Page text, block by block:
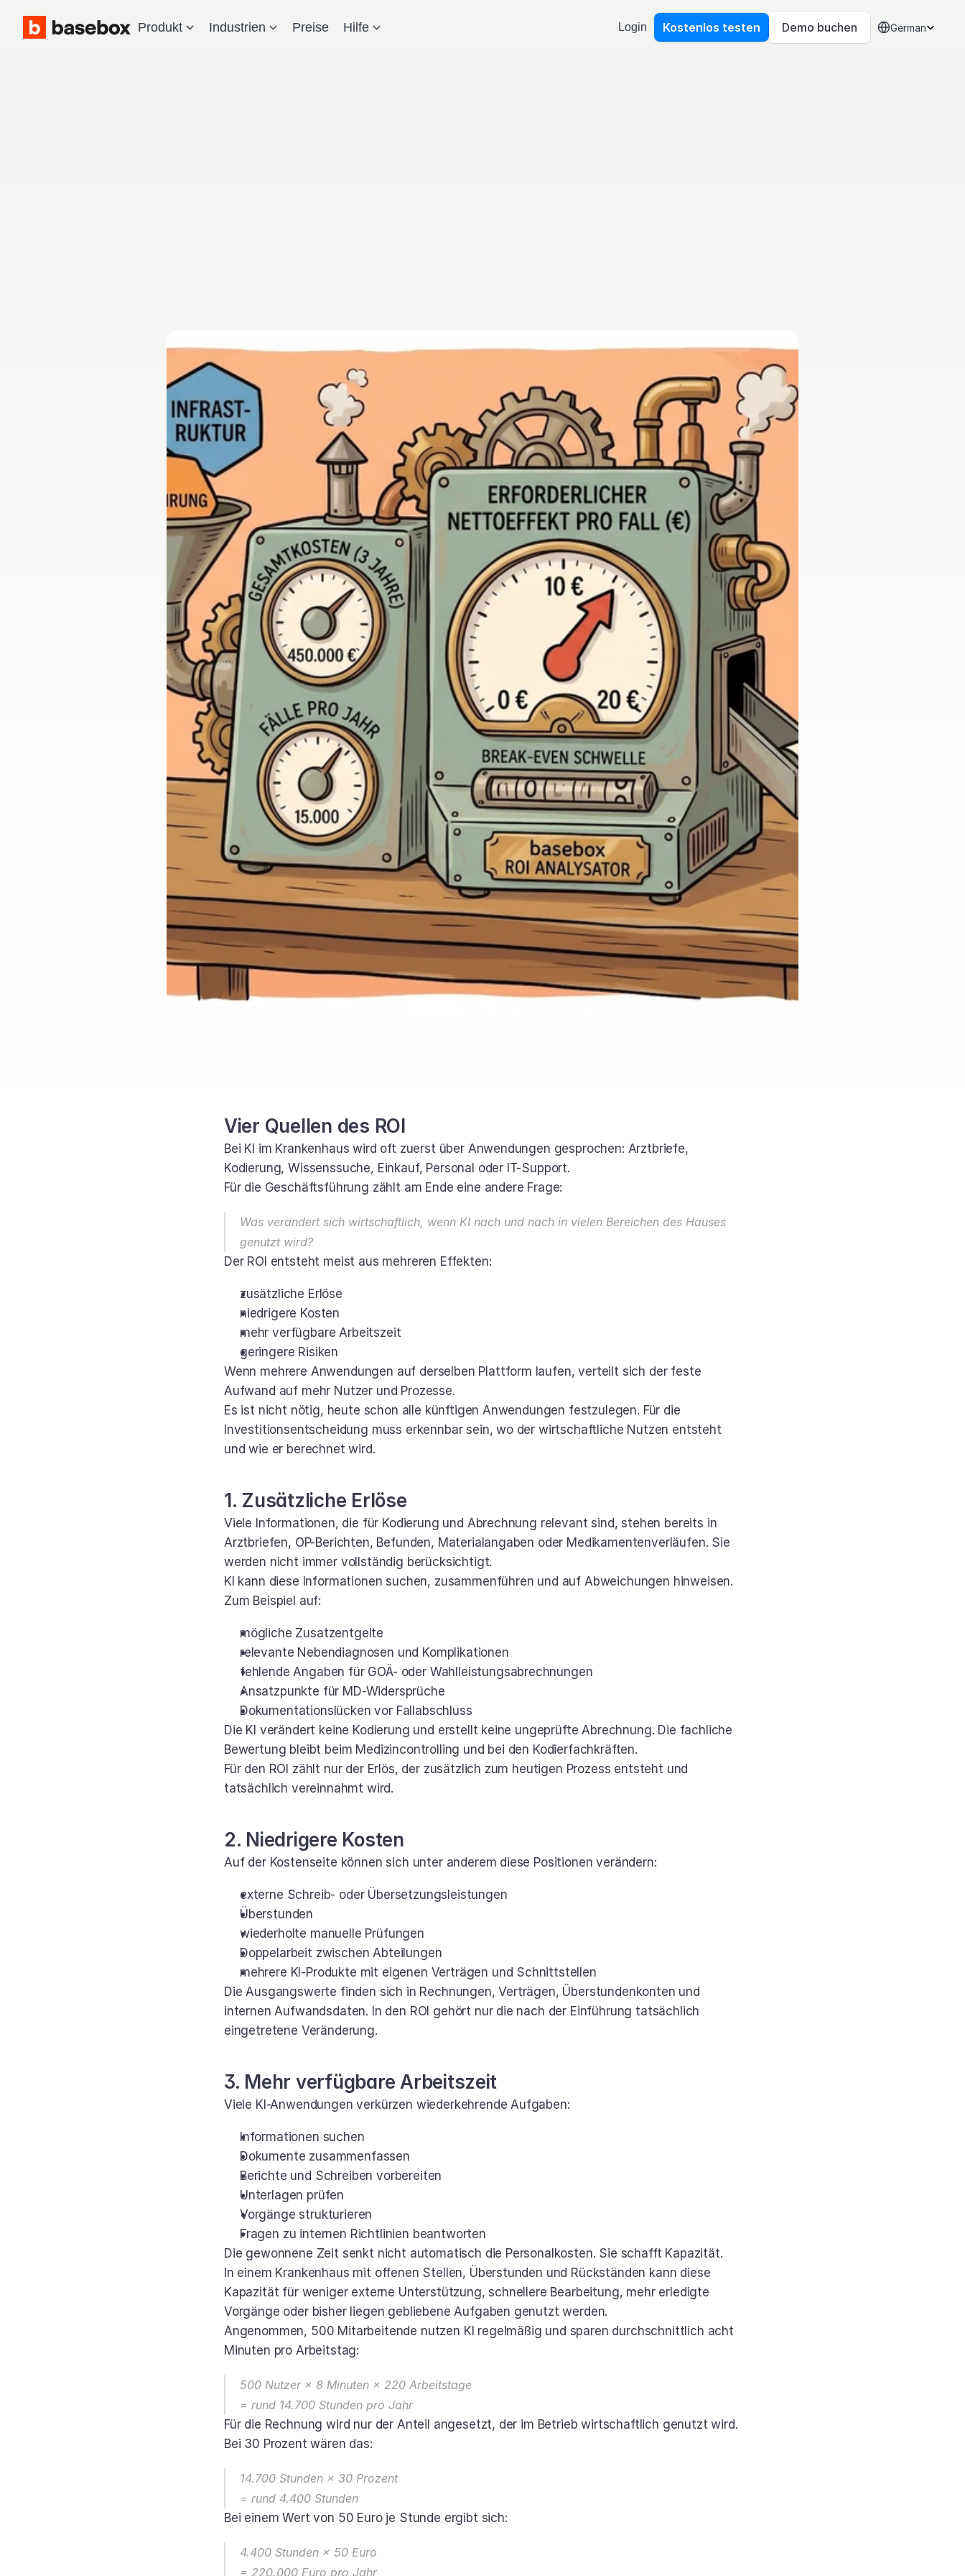
Produkt Industrien Preise Hilfe Login Kostenlos testen Demo buchen
Select Language
German
Vier Quellen des ROI
Bei KI im Krankenhaus wird oft zuerst über Anwendungen gesprochen: Arztbriefe,
Kodierung, Wissenssuche, Einkauf, Personal oder IT-Support.
Für die Geschäftsführung zählt am Ende eine andere Frage:
Was verändert sich wirtschaftlich, wenn KI nach und nach in vielen Bereichen des Hauses
genutzt wird?
Der ROI entsteht meist aus mehreren Effekten:
zusätzliche Erlöse
niedrigere Kosten
mehr verfügbare Arbeitszeit
geringere Risiken
Wenn mehrere Anwendungen auf derselben Plattform laufen, verteilt sich der feste
Aufwand auf mehr Nutzer und Prozesse.
Es ist nicht nötig, heute schon alle künftigen Anwendungen festzulegen. Für die
Investitionsentscheidung muss erkennbar sein, wo der wirtschaftliche Nutzen entsteht
und wie er berechnet wird.
1. Zusätzliche Erlöse
Viele Informationen, die für Kodierung und Abrechnung relevant sind, stehen bereits in
Arztbriefen, OP-Berichten, Befunden, Materialangaben oder Medikamentenverläufen. Sie
werden nicht immer vollständig berücksichtigt.
KI kann diese Informationen suchen, zusammenführen und auf Abweichungen hinweisen.
Zum Beispiel auf:
mögliche Zusatzentgelte
relevante Nebendiagnosen und Komplikationen
fehlende Angaben für GOÄ- oder Wahlleistungsabrechnungen
Ansatzpunkte für MD-Widersprüche
Dokumentationslücken vor Fallabschluss
Die KI verändert keine Kodierung und erstellt keine ungeprüfte Abrechnung. Die fachliche
Bewertung bleibt beim Medizincontrolling und bei den Kodierfachkräften.
Für den ROI zählt nur der Erlös, der zusätzlich zum heutigen Prozess entsteht und
tatsächlich vereinnahmt wird.
2. Niedrigere Kosten
Auf der Kostenseite können sich unter anderem diese Positionen verändern:
externe Schreib- oder Übersetzungsleistungen
Überstunden
wiederholte manuelle Prüfungen
Doppelarbeit zwischen Abteilungen
mehrere KI-Produkte mit eigenen Verträgen und Schnittstellen
Die Ausgangswerte finden sich in Rechnungen, Verträgen, Überstundenkonten und
internen Aufwandsdaten. In den ROI gehört nur die nach der Einführung tatsächlich
eingetretene Veränderung.
3. Mehr verfügbare Arbeitszeit
Viele KI-Anwendungen verkürzen wiederkehrende Aufgaben:
Informationen suchen
Dokumente zusammenfassen
Berichte und Schreiben vorbereiten
Unterlagen prüfen
Vorgänge strukturieren
Fragen zu internen Richtlinien beantworten
Die gewonnene Zeit senkt nicht automatisch die Personalkosten. Sie schafft Kapazität.
In einem Krankenhaus mit offenen Stellen, Überstunden und Rückständen kann diese
Kapazität für weniger externe Unterstützung, schnellere Bearbeitung, mehr erledigte
Vorgänge oder bisher liegen gebliebene Aufgaben genutzt werden.
Angenommen, 500 Mitarbeitende nutzen KI regelmäßig und sparen durchschnittlich acht
Minuten pro Arbeitstag:
500 Nutzer × 8 Minuten × 220 Arbeitstage
= rund 14.700 Stunden pro Jahr
Für die Rechnung wird nur der Anteil angesetzt, der im Betrieb wirtschaftlich genutzt wird.
Bei 30 Prozent wären das:
14.700 Stunden × 30 Prozent
= rund 4.400 Stunden
Bei einem Wert von 50 Euro je Stunde ergibt sich:
4.400 Stunden × 50 Euro
= 220.000 Euro pro Jahr